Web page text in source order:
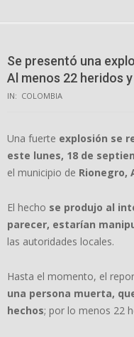
Se presentó una
Al menos 22 heridos
IN: COLOMBIA
Una fuerte explosión se
este lunes, 18 de
el municipio de Rionegro,
El hecho se produjo al
parecer, estarían
las autoridades locales.
Hasta el momento, el
una persona muerta,
hechos; por lo menos 22